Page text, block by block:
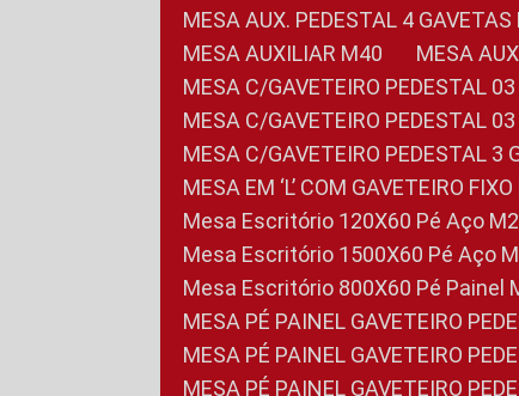
MESA AUX. PEDESTAL 4
MESA AUXILIAR M40
MESA
MESA C/GAVETEIRO PEDESTAL
MESA C/GAVETEIRO PEDESTAL
MESA C/GAVETEIRO PEDESTAL 3
MESA EM ‘L’ COM GAVETEIRO
Mesa Escritório 120X60 Pé Aço
Mesa Escritório 1500X60 Pé Aço
Mesa Escritório 800X60 Pé Painel
MESA PÉ PAINEL GAVETEIRO
MESA PÉ PAINEL GAVETEIRO
MESA PÉ PAINEL GAVETEIRO